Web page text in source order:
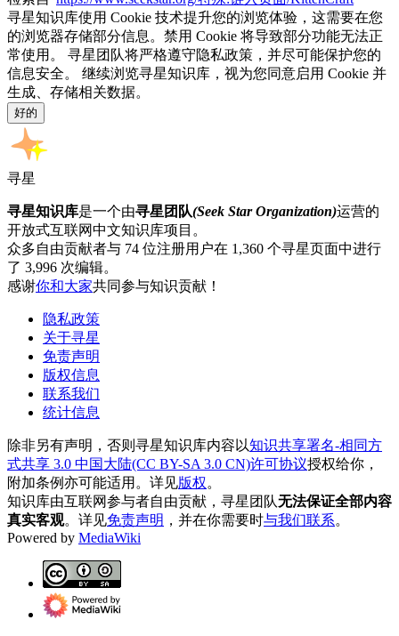
寻星知识库使用 Cookie 技术提升您的浏览体验，这需要在您
的浏览器存储部分信息。禁用 Cookie 将导致部分功能无法正
常使用。 寻星团队将严格遵守隐私政策，并尽可能保护您的
信息安全。 继续浏览寻星知识库，视为您同意启用 Cookie 并
生成、存储相关数据。
好的
寻星
寻星知识库是一个由寻星团队(Seek Star Organization)运营的
开放式互联网中文知识库项目。
众多自由贡献者与 74 位注册用户在 1,360 个寻星页面中进行
了 3,996 次编辑。
感谢你和大家共同参与知识贡献！
隐私政策
关于寻星
免责声明
版权信息
联系我们
统计信息
除非另有声明，否则寻星知识库内容以知识共享署名-相同方
式共享 3.0 中国大陆(CC BY-SA 3.0 CN)许可协议授权给你，
附加条例亦可能适用。详见版权。
知识库由互联网参与者自由贡献，寻星团队无法保证全部内容
真实客观。详见免责声明 ，并在你需要时与我们联系。
Powered by MediaWiki